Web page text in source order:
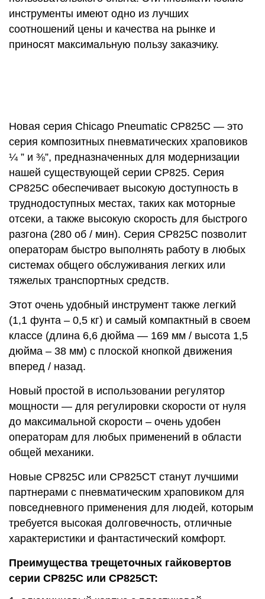
инструменты имеют одно из лучших
соотношений цены и качества на рынке и
приносят максимальную пользу заказчику.
Новая серия Chicago Pneumatic CP825C — это
серия композитных пневматических храповиков
¼ ” и ⅜”, предназначенных для модернизации
нашей существующей серии CP825. Серия
CP825C обеспечивает высокую доступность в
труднодоступных местах, таких как моторные
отсеки, а также высокую скорость для быстрого
разгона (280 об / мин). Серия CP825C позволит
операторам быстро выполнять работу в любых
системах общего обслуживания легких или
тяжелых транспортных средств.
Этот очень удобный инструмент также легкий
(1,1 фунта – 0,5 кг) и самый компактный в своем
классе (длина 6,6 дюйма — 169 мм / высота 1,5
дюйма – 38 мм) с плоской кнопкой движения
вперед / назад.
Новый простой в использовании регулятор
мощности — для регулировки скорости от нуля
до максимальной скорости – очень удобен
операторам для любых применений в области
общей механики.
Новые CP825C или CP825CT станут лучшими
партнерами с пневматическим храповиком для
повседневного применения для людей, которым
требуется высокая долговечность, отличные
характеристики и фантастический комфорт.
Преимущества трещеточных гайковертов
серии CP825C или CP825CT: